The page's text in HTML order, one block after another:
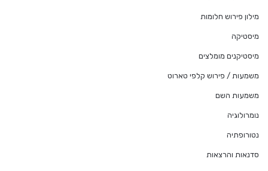
מילון פירוש חלומות
מיסטיקה
מיסטיקנים מומלצים
משמעות / פירוש קלפי טארוט
משמעות השם
נומרולוגיה
נטורופתיה
סדנאות והרצאות